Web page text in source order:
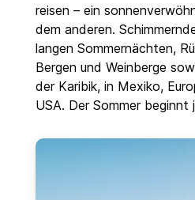
reisen – ein
dem anderen.
langen Sommernächten,
Bergen und Weinberge
der Karibik, in Mexiko,
USA. Der Sommer beginnt